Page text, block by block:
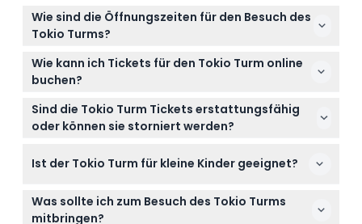
Wie sind die Öffnungszeiten für den Besuch des
Tokio Turms?
Die Hauptplattform des Tokio Turms ist von 9:00
Uhr bis 23:00 Uhr geöffnet, der letzte Einlass ist um
bis 22:45 Uhr statt, letzter Einlass um 22:15 Uhr
(änderbar – bitte bestätigen Sie dies bei der
Wie kann ich Tickets für den Tokio Turm online
buchen?
Sie können Ihre Tokio Turm Tickets hier auf dieser
Website ganz einfach online buchen. Dies ist der
Preise als am Ticketschalter zu finden.
Sind die Tokio Turm Tickets erstattungsfähig
oder können sie storniert werden?
erstattungsfähig und können nicht storniert
das richtige Datum und die richtige Uhrzeit.
Ist der Tokio Turm für kleine Kinder geeignet?
Kinder unter 3 Jahren haben freien Eintritt, weshalb
der Tokio Turm eine familienfreundliche Option ist,
Was sollte ich zum Besuch des Tokio Turms
mitbringen?